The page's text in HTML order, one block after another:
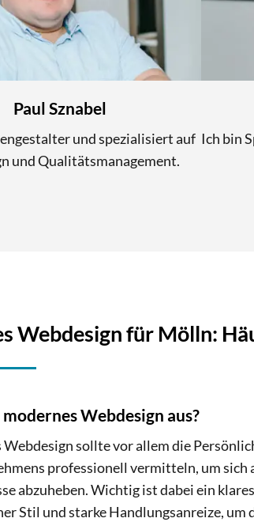
Paul Sznabel
und spezialisiert auf
und Qualitätsmanagement.
Ich bin
Webdesign für Mölln:
Webdesign aus?
Webdesign sollte vor allem die
professionell vermitteln, um sich
abzuheben. Wichtig ist dabei ein
Stil und starke Handlungsanreize, um